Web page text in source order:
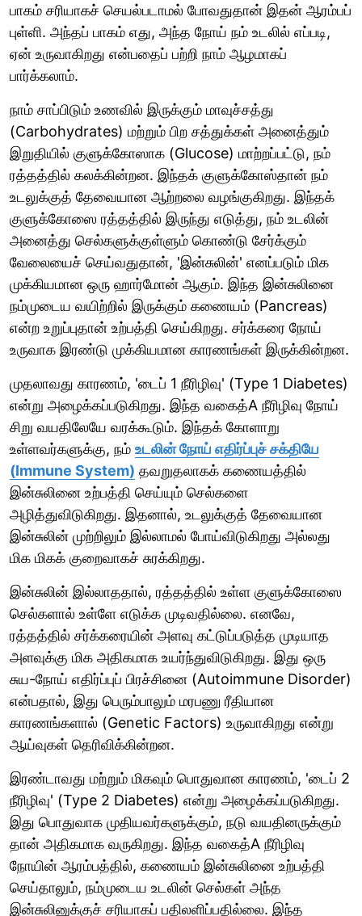
பாகம் சரியாகச் செயல்படாமல் போவதுதான் இதன் ஆரம்பப்
புள்ளி. அந்தப் பாகம் எது, அந்த நோய் நம் உடலில் எப்படி,
ஏன் உருவாகிறது என்பதைப் பற்றி நாம் ஆழமாகப்
பார்க்கலாம்.
நாம் சாப்பிடும் உணவில் இருக்கும் மாவுச்சத்து
(Carbohydrates) மற்றும் பிற சத்துக்கள் அனைத்தும்
இறுதியில் குளுக்கோஸாக (Glucose) மாற்றப்பட்டு, நம்
ரத்தத்தில் கலக்கின்றன. இந்தக் குளுக்கோஸ்தான் நம்
உடலுக்குத் தேவையான ஆற்றலை வழங்குகிறது. இந்தக்
குளுக்கோஸை ரத்தத்தில் இருந்து எடுத்து, நம் உடலின்
அனைத்து செல்களுக்குள்ளும் கொண்டு சேர்க்கும்
வேலையைச் செய்வதுதான், 'இன்சுலின்' எனப்படும் மிக
முக்கியமான ஒரு ஹார்மோன் ஆகும். இந்த இன்சுலினை
நம்முடைய வயிற்றில் இருக்கும் கணையம் (Pancreas)
என்ற உறுப்புதான் உற்பத்தி செய்கிறது. சர்க்கரை நோய்
உருவாக இரண்டு முக்கியமான காரணங்கள் இருக்கின்றன.
முதலாவது காரணம், 'டைப் 1 நீரிழிவு' (Type 1 Diabetes)
என்று அழைக்கப்படுகிறது. இந்த வகைத்A நீரிழிவு நோய்
சிறு வயதிலேயே வரக்கூடும். இந்தக் கோளாறு
உள்ளவர்களுக்கு, நம் உடலின் நோய் எதிர்ப்புச் சக்தியே
(Immune System) தவறுதலாகக் கணையத்தில்
இன்சுலினை உற்பத்தி செய்யும் செல்களை
அழித்துவிடுகிறது. இதனால், உடலுக்குத் தேவையான
இன்சுலின் முற்றிலும் இல்லாமல் போய்விடுகிறது அல்லது
மிக மிகக் குறைவாகச் சுரக்கிறது.
இன்சுலின் இல்லாததால், ரத்தத்தில் உள்ள குளுக்கோஸை
செல்களால் உள்ளே எடுக்க முடிவதில்லை. எனவே,
ரத்தத்தில் சர்க்கரையின் அளவு கட்டுப்படுத்த முடியாத
அளவுக்கு மிக அதிகமாக உயர்ந்துவிடுகிறது. இது ஒரு
சுய-நோய் எதிர்ப்புப் பிரச்சினை (Autoimmune Disorder)
என்பதால், இது பெரும்பாலும் மரபணு ரீதியான
காரணங்களால் (Genetic Factors) உருவாகிறது என்று
ஆய்வுகள் தெரிவிக்கின்றன.
இரண்டாவது மற்றும் மிகவும் பொதுவான காரணம், 'டைப் 2
நீரிழிவு' (Type 2 Diabetes) என்று அழைக்கப்படுகிறது.
இது பொதுவாக முதியவர்களுக்கும், நடு வயதினருக்கும்
தான் அதிகமாக வருகிறது. இந்த வகைத்A நீரிழிவு
நோயின் ஆரம்பத்தில், கணையம் இன்சுலினை உற்பத்தி
செய்தாலும், நம்முடைய உடலின் செல்கள் அந்த
இன்சுலினுக்குச் சரியாகப் பதிலளிப்பதில்லை. இந்த